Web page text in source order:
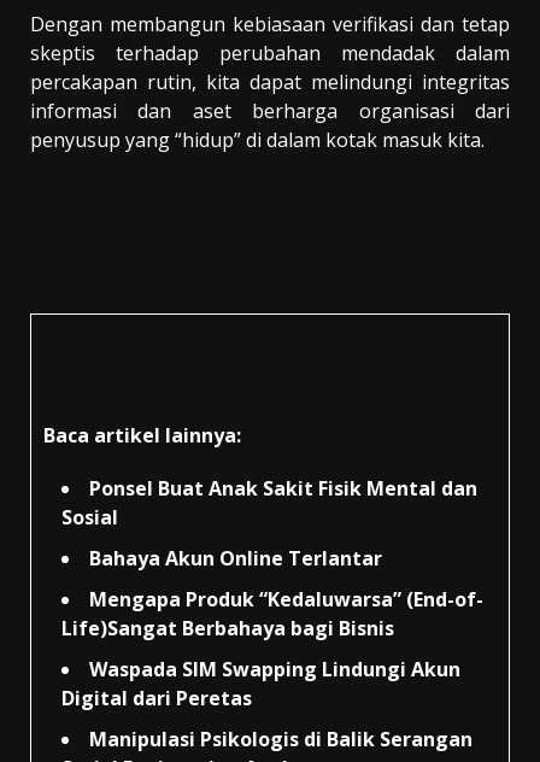
Dengan membangun kebiasaan verifikasi dan tetap
skeptis terhadap perubahan mendadak dalam
percakapan rutin, kita dapat melindungi integritas
informasi dan aset berharga organisasi dari
penyusup yang “hidup” di dalam kotak masuk kita.
Baca artikel lainnya:
Ponsel Buat Anak Sakit Fisik Mental dan
Sosial
Bahaya Akun Online Terlantar
Mengapa Produk “Kedaluwarsa” (End-of-
Life)Sangat Berbahaya bagi Bisnis
Waspada SIM Swapping Lindungi Akun
Digital dari Peretas
Manipulasi Psikologis di Balik Serangan